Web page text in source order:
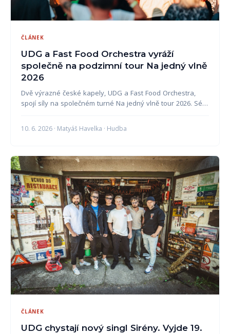
ČLÁNEK
UDG a Fast Food Orchestra vyráží
společně na podzimní tour Na jedný vlně
2026
Dvě výrazné české kapely, UDG a Fast Food Orchestra,
spojí síly na společném turné Na jedný vlně tour 2026. Sé…
10. 6. 2026 · Matyáš Havelka · Hudba
ČLÁNEK
UDG chystají nový singl Sirény. Vyjde 19.